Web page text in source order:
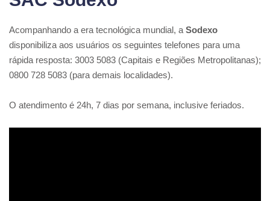
Acompanhando a era tecnológica mundial, a Sodexo
disponibiliza aos usuários os seguintes telefones para uma
rápida resposta: 3003 5083 (Capitais e Regiões Metropolitanas);
0800 728 5083 (para demais localidades).
O atendimento é 24h, 7 dias por semana, inclusive feriados.